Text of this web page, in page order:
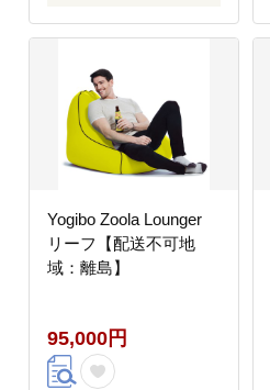
Yogibo Zoola Lounger
リーフ【配送不可地
域：離島】
95,000円